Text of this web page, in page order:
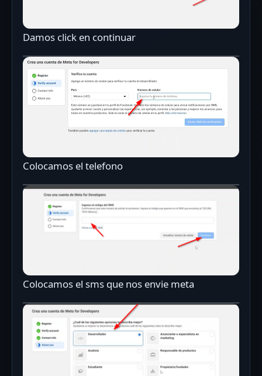
Damos click en continuar
Colocamos el telefono
Colocamos el sms que nos envie meta